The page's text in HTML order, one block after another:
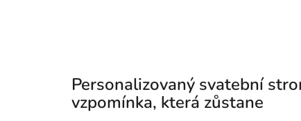
Personalizovaný svatební
vzpomínka, která zůstane